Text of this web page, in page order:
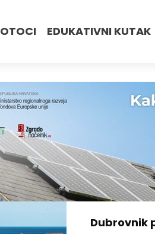
OTOCI EDUKATIVNI KUTAK
Dubrovnik